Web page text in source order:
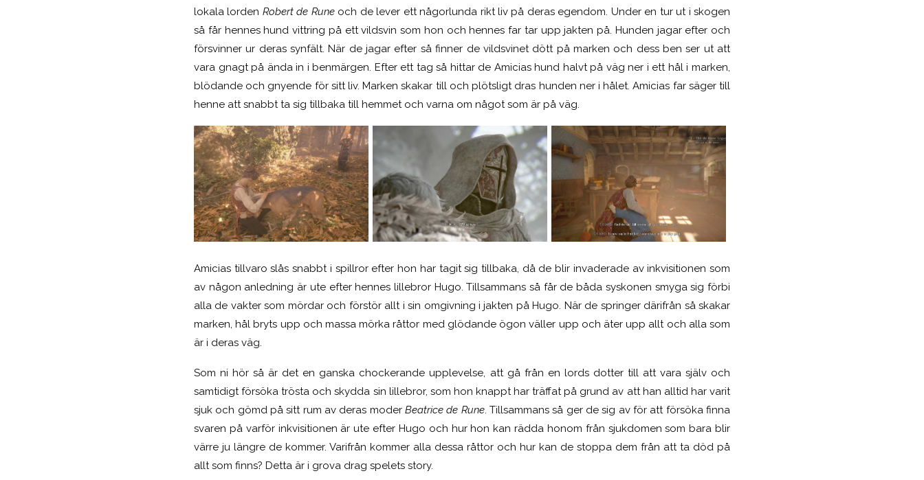
lokala lorden Robert de Runeoch de lever ett någorlunda rikt liv på deras egendom. Under en tur ut i skogen
så får hennes hund vittring på ett vildsvin som hon och hennes far tar upp jakten på. Hunden jagar efter och
försvinner ur deras synfält. När de jagar efter så finner de vildsvinet dött på marken och dess ben ser ut att
vara gnagt på ända in i benmärgen. Efter ett tag så hittar de Amicias hund halvt på väg ner i ett hål i marken,
blödande och gnyende för sitt liv. Marken skakar till och plötsligt dras hunden ner i hålet. Amicias far säger till
henne att snabbt ta sig tillbaka till hemmet och varna om något som är på väg.
Amicias tillvaro slås snabbt i spillror efter hon har tagit sig tillbaka, då de blir invaderade av inkvisitionen som
av någon anledning är ute efter hennes lillebror Hugo. Tillsammans så får de båda syskonen smyga sig förbi
alla de vakter som mördar och förstör allt i sin omgivning i jakten på Hugo. När de springer därifrån så skakar
marken, hål bryts upp och massa mörka råttor med glödande ögon väller upp och äter upp allt och alla som
är i deras väg.
Som ni hör så är det en ganska chockerande upplevelse, att gå från en lords dotter till att vara själv och
samtidigt försöka trösta och skydda sin lillebror, som hon knappt har träffat på grund av att han alltid har varit
sjuk och gömd på sitt rum av deras moder Beatrice de Rune. Tillsammans så ger de sig av för att försöka finna
svaren på varför inkvisitionen är ute efter Hugo och hur hon kan rädda honom från sjukdomen som bara blir
värre ju längre de kommer. Varifrån kommer alla dessa råttor och hur kan de stoppa dem från att ta död på
allt som finns? Detta är i grova drag spelets story.